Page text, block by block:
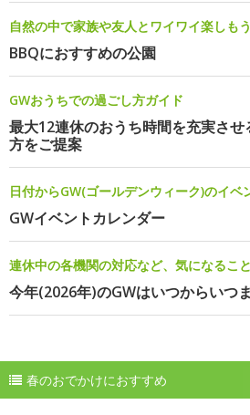
自然の中で家族や友人とワイワイ楽しも
BBQにおすすめの公園
GWおうちでの過ごし方ガイド
最大12連休のおうち時間を充実させ
方をご提案
日付からGW(ゴールデンウィーク)のイベ
GWイベントカレンダー
連休中の各機関の対応など、気になるこ
今年(2026年)のGWはいつからいつ
春のおでかけにおすすめ